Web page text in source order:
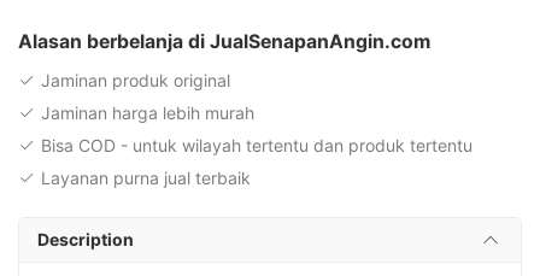
6.35mm
Import
Murah
quantity
Alasan berbelanja di JualSenapanAngin.com
Jaminan produk original
Jaminan harga lebih murah
Bisa COD - untuk wilayah tertentu dan produk tertentu
Layanan purna jual terbaik
Description